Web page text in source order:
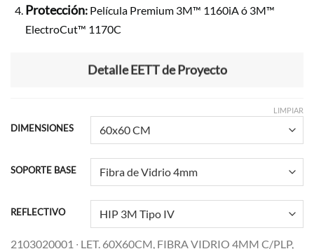
Protección:Película Premium 3M™ 1160iA ó 3M™
ElectroCut™ 1170C
Detalle EETT de Proyecto
DIMENSIONES
SOPORTE BASE
REFLECTIVO
LIMPIAR
2103020001 ∙ LET. 60X60CM, FIBRA VIDRIO 4MM C/PLP,